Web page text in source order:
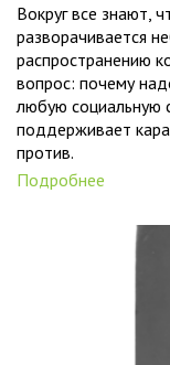
Вокруг все знают,
разворачивается
распространению
вопрос: почему
любую социальную
поддерживает
против.
Подробнее